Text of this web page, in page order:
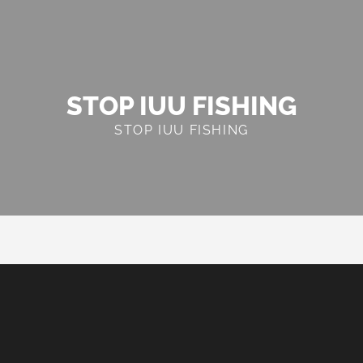
STOP IUU FISHING
STOP IUU FISHING